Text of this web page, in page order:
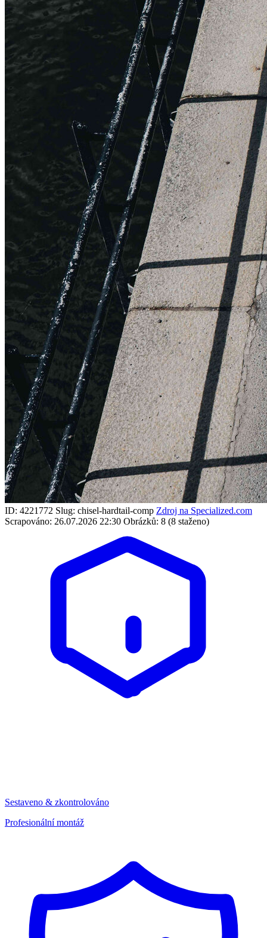
ID: 4221772 Slug: chisel-hardtail-comp Zdroj na Specialized.com
Scrapováno: 26.07.2026 22:30 Obrázků: 8 (8 staženo)
Sestaveno & zkontrolováno
Profesionální montáž